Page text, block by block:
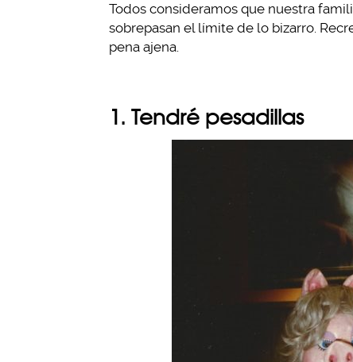
Todos consideramos que nuestra
sobrepasan el límite de lo bizarro.
pena ajena.
1. Tendré pesadillas